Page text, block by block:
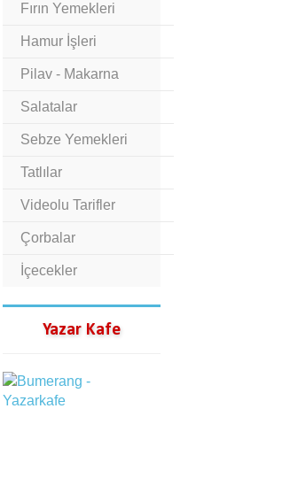
Fırın Yemekleri
Hamur İşleri
Pilav - Makarna
Salatalar
Sebze Yemekleri
Tatlılar
Videolu Tarifler
Çorbalar
İçecekler
Yazar Kafe